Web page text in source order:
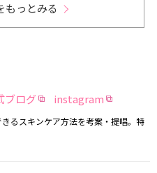
もっとみる
ブログ instagram
るスキンケア方法を考案・提唱。特